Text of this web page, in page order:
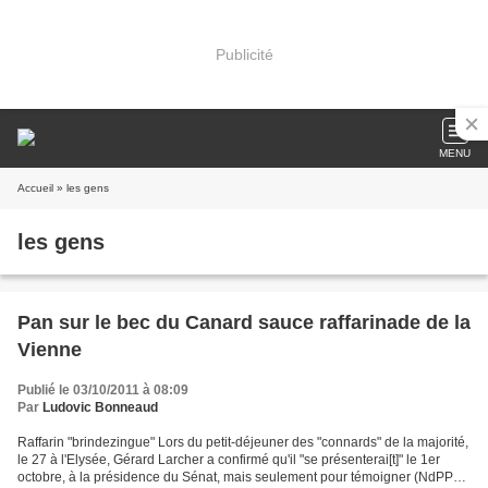
Publicité
MENU
Accueil » les gens
les gens
Pan sur le bec du Canard sauce raffarinade de la
Vienne
Publié le 03/10/2011 à 08:09
Par Ludovic Bonneaud
Raffarin "brindezingue" Lors du petit-déjeuner des "connards" de la majorité,
le 27 à l'Elysée, Gérard Larcher a confirmé qu'il "se présenterai[t]" le 1er
octobre, à la présidence du Sénat, mais seulement pour témoigner (NdPPP: